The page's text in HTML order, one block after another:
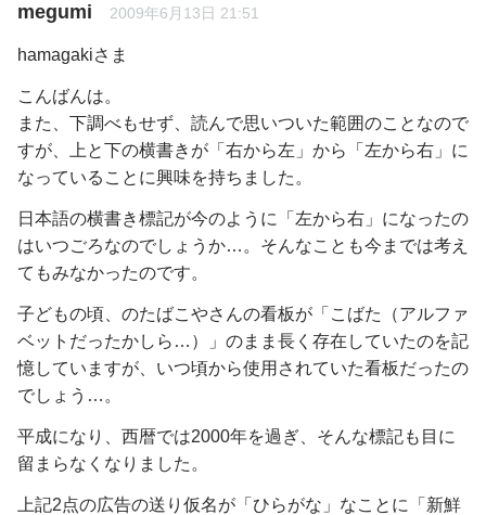
megumi 2009年6月13日 21:51
hamagakiさま
こんばんは。
また、下調べもせず、読んで思いついた範囲のことなので
すが、上と下の横書きが「右から左」から「左から右」に
なっていることに興味を持ちました。
日本語の横書き標記が今のように「左から右」になったの
はいつごろなのでしょうか…。そんなことも今までは考え
てもみなかったのです。
子どもの頃、のたばこやさんの看板が「こばた（アルファ
ベットだったかしら…）」のまま長く存在していたのを記
憶していますが、いつ頃から使用されていた看板だったの
でしょう…。
平成になり、西暦では2000年を過ぎ、そんな標記も目に
留まらなくなりました。
上記2点の広告の送り仮名が「ひらがな」なことに「新鮮